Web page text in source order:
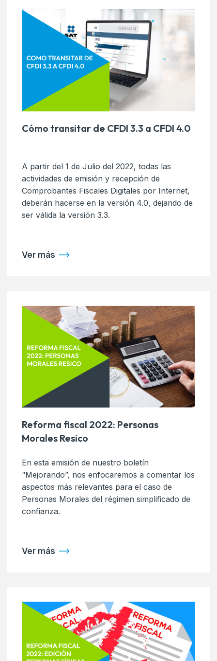
Cómo transitar de CFDI 3.3 a CFDI 4.0
A partir del 1 de Julio del 2022, todas las
actividades de emisión y recepción de
Comprobantes Fiscales Digitales por Internet,
deberán hacerse en la versión 4.0, dejando de
ser válida la versión 3.3.
Ver más
Reforma fiscal 2022: Personas
Morales Resico
En esta emisión de nuestro boletín
“Mejorando”, nos enfocaremos a comentar los
aspectos más relevantes para el caso de
Personas Morales del régimen simplificado de
confianza.
Ver más